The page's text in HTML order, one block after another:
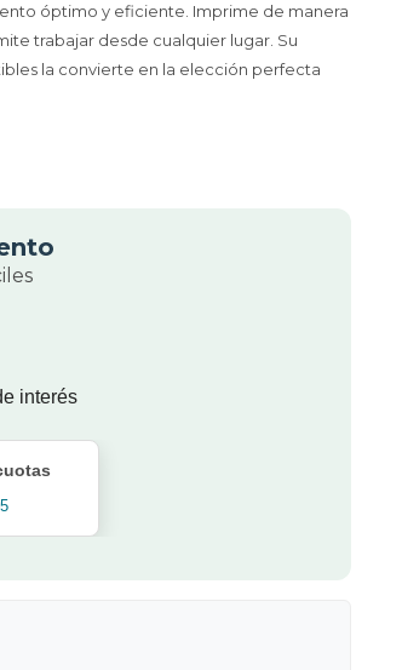
óptimo y eficiente. Imprime de manera
trabajar desde cualquier lugar. Su
la convierte en la elección perfecta
interés